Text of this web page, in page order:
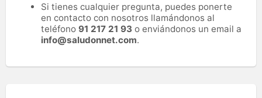
Si tienes cualquier pregunta, puedes ponerte
en contacto con nosotros llamándonos al
teléfono 91 217 21 93 o enviándonos un email a
info@saludonnet.com.